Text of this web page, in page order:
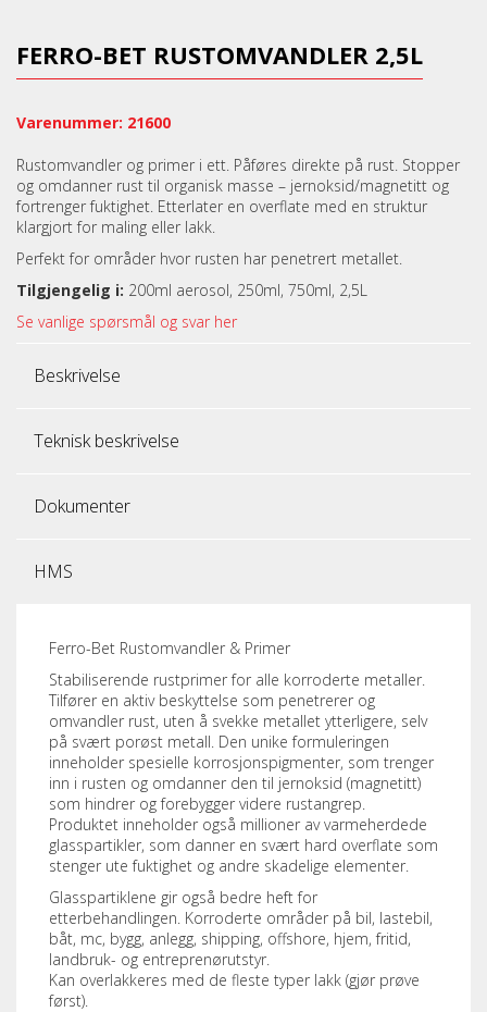
FERRO-BET RUSTOMVANDLER 2,5L
Varenummer: 21600
Rustomvandler og primer i ett. Påføres direkte på rust. Stopper
og omdanner rust til organisk masse – jernoksid/magnetitt og
fortrenger fuktighet. Etterlater en overflate med en struktur
klargjort for maling eller lakk.
Perfekt for områder hvor rusten har penetrert metallet.
Tilgjengelig i: 200ml aerosol, 250ml, 750ml, 2,5L
Se vanlige spørsmål og svar her
Beskrivelse
Teknisk beskrivelse
Dokumenter
HMS
Ferro-Bet Rustomvandler & Primer
Stabiliserende rustprimer for alle korroderte metaller.
Tilfører en aktiv beskyttelse som penetrerer og
omvandler rust, uten å svekke metallet ytterligere, selv
på svært porøst metall. Den unike formuleringen
inneholder spesielle korrosjonspigmenter, som trenger
inn i rusten og omdanner den til jernoksid (magnetitt)
som hindrer og forebygger videre rustangrep.
Produktet inneholder også millioner av varmeherdede
glasspartikler, som danner en svært hard overflate som
stenger ute fuktighet og andre skadelige elementer.
Glasspartiklene gir også bedre heft for
etterbehandlingen. Korroderte områder på bil, lastebil,
båt, mc, bygg, anlegg, shipping, offshore, hjem, fritid,
landbruk- og entreprenørutstyr.
Kan overlakkeres med de fleste typer lakk (gjør prøve
først).